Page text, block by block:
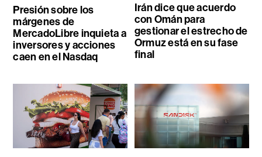
Presión sobre los
márgenes de
MercadoLibre inquieta a
inversores y acciones
caen en el Nasdaq
Irán dice que acuerdo
con Omán para
gestionar el estrecho de
Ormuz está en su fase
final